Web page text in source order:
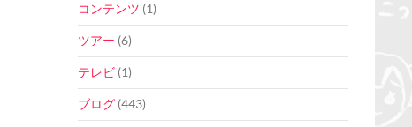
コンテンツ (1)
ツアー (6)
テレビ (1)
ブログ (443)